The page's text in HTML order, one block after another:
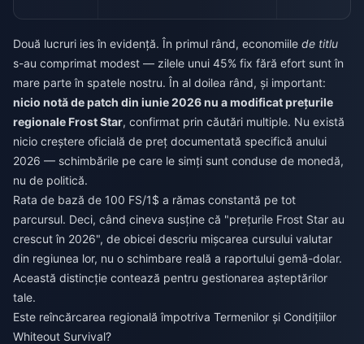
Două lucruri ies în evidență. În primul rând, economiile de titlu
s-au comprimat modest — zilele unui 45% fix fără efort sunt în
mare parte în spatele nostru. În al doilea rând, și important:
nicio notă de patch din iunie 2026 nu a modificat prețurile
regionale Frost Star, confirmat prin căutări multiple. Nu există
nicio creștere oficială de preț documentată specifică anului
2026 — schimbările pe care le simți sunt conduse de monedă,
nu de politică.
Rata de bază de 100 FS/1$ a rămas constantă pe tot
parcursul. Deci, când cineva susține că "prețurile Frost Star au
crescut în 2026", de obicei descriu mișcarea cursului valutar
din regiunea lor, nu o schimbare reală a raportului gemă-dolar.
Această distincție contează pentru gestionarea așteptărilor
tale.
Este reîncărcarea regională împotriva Termenilor și Condițiilor
Whiteout Survival?